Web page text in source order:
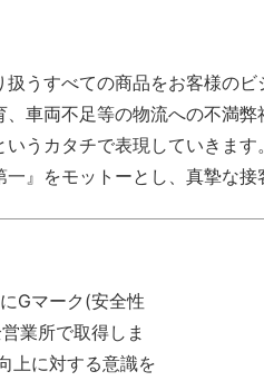
うすべての商品をお客様の
、車両不足等の物流への不満
うカタチで表現していきます。
』をモットーとし、真摯な
Gマーク(安全性
業所で取得しま
上に対する意識を